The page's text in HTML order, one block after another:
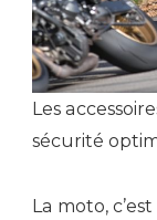
Les
sécurité
La moto,